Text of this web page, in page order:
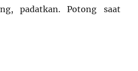
padatkan. Potong saat